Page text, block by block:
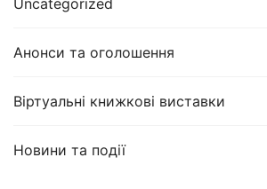
Uncategorized
Анонси та оголошення
Віртуальні книжкові виставки
Новини та події